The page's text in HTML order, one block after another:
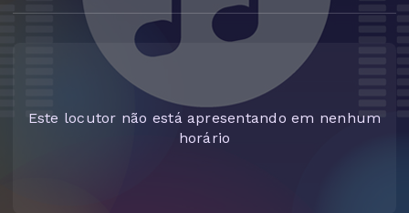
Este locutor não está apresentando em nenhum
horário